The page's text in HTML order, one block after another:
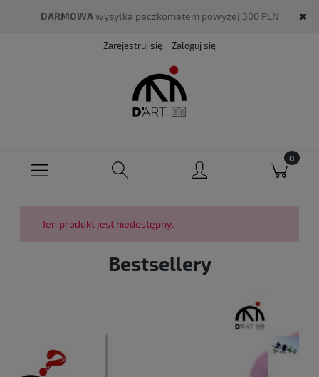
DARMOWAwysyłka paczkomatem powyżej 300 PLN
Zarejestruj się Zaloguj się
Ten produkt jest niedostępny.
Bestsellery